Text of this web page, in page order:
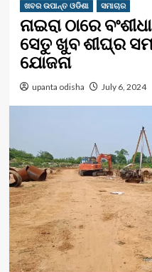
ଖବର ଉପାନ୍ତ ଓଡିଶା ସମାଚାର
ନାଇରା ଠାରେ
ସେତୁ ଖୁବ ଶୀଘ୍ର
ଯୋଜନା
upanta odisha July 6, 2024